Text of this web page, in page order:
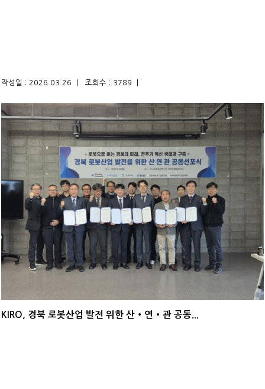
작성일 : 2026.03.26 | 조회수 : 3789 |
KIRO, 경북 로봇산업 발전 위한 산‧연‧관 공동...